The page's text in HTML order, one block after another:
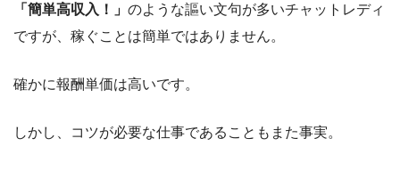
「簡単高収入！」 のような謳い文句が多いチャットレディ
ですが、稼ぐことは簡単ではありません。
確かに報酬単価は高いです。
しかし、コツが必要な仕事であることもまた事実。